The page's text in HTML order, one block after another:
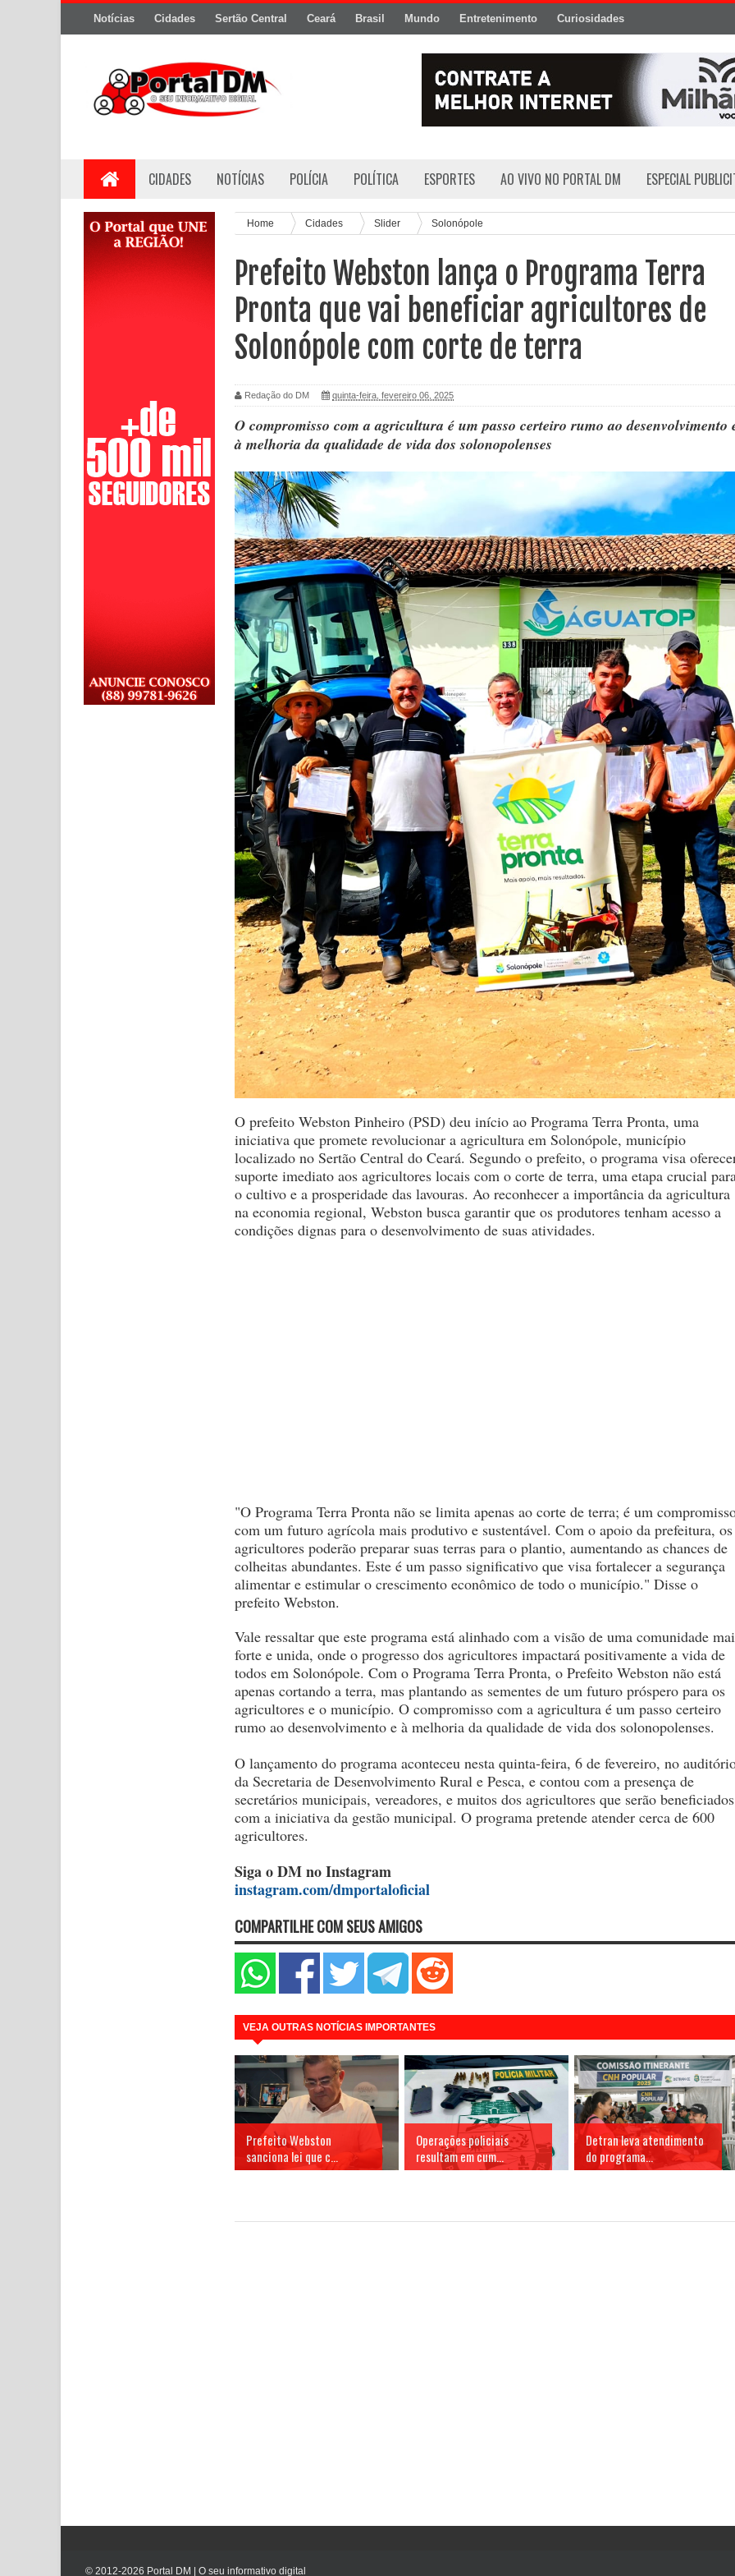
Notícias Cidades Sertão Central Ceará Brasil Mundo Entretenimento Curiosidades
CIDADES NOTÍCIAS POLÍCIA POLÍTICA ESPORTES AO VIVO NO PORTAL DM ESPECIAL
Home Cidades Slider Solonópole
Prefeito Webston lança o Programa Terra
Pronta que vai beneficiar agricultores de
Solonópole com corte de terra
Redação do DM quinta-feira, fevereiro 06, 2025
O compromisso com a agricultura é um passo certeiro rumo ao desenvolvimento
à melhoria da qualidade de vida dos solonopolenses
O prefeito Webston Pinheiro (PSD) deu início ao Programa Terra Pronta, uma
iniciativa que promete revolucionar a agricultura em Solonópole, município
localizado no Sertão Central do Ceará. Segundo o prefeito, o programa visa
suporte imediato aos agricultores locais com o corte de terra, uma etapa crucial
o cultivo e a prosperidade das lavouras. Ao reconhecer a importância da agricultura
na economia regional, Webston busca garantir que os produtores tenham acesso a
condições dignas para o desenvolvimento de suas atividades.
"O Programa Terra Pronta não se limita apenas ao corte de terra; é um
com um futuro agrícola mais produtivo e sustentável. Com o apoio da prefeitura, os
agricultores poderão preparar suas terras para o plantio, aumentando as chances de
colheitas abundantes. Este é um passo significativo que visa fortalecer a segurança
alimentar e estimular o crescimento econômico de todo o município." Disse o
prefeito Webston.
Vale ressaltar que este programa está alinhado com a visão de uma comunidade
forte e unida, onde o progresso dos agricultores impactará positivamente a vida de
todos em Solonópole. Com o Programa Terra Pronta, o Prefeito Webston não está
apenas cortando a terra, mas plantando as sementes de um futuro próspero para os
agricultores e o município. O compromisso com a agricultura é um passo certeiro
rumo ao desenvolvimento e à melhoria da qualidade de vida dos solonopolenses.
O lançamento do programa aconteceu nesta quinta-feira, 6 de fevereiro, no
da Secretaria de Desenvolvimento Rural e Pesca, e contou com a presença de
secretários municipais, vereadores, e muitos dos agricultores que serão beneficiados
com a iniciativa da gestão municipal. O programa pretende atender cerca de 600
agricultores.
Siga o DM no Instagram
instagram.com/dmportaloficial
COMPARTILHE COM SEUS AMIGOS
VEJA OUTRAS NOTÍCIAS IMPORTANTES
Prefeito Webston
sanciona lei que c...
Operações policiais
resultam em cum...
Detran leva atendimento
do programa...
© 2012-2026 Portal DM | O seu informativo digital